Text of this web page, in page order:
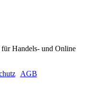
Handels- und Online
AGB